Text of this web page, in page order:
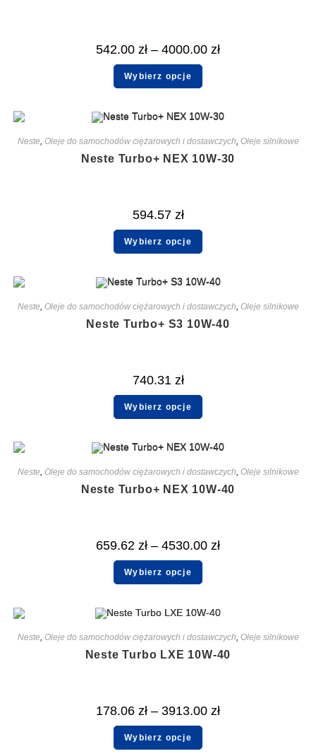
542.00 zł – 4000.00 zł
Wybierz opcje
Neste Oleje do samochodów ciężarowych i dostawczych Oleje silnikowe
Neste Turbo+ NEX 10W-30
594.57 zł
Wybierz opcje
Neste Oleje do samochodów ciężarowych i dostawczych Oleje silnikowe
Neste Turbo+ S3 10W-40
740.31 zł
Wybierz opcje
Neste Oleje do samochodów ciężarowych i dostawczych Oleje silnikowe
Neste Turbo+ NEX 10W-40
659.62 zł – 4530.00 zł
Wybierz opcje
Neste Oleje do samochodów ciężarowych i dostawczych Oleje silnikowe
Neste Turbo LXE 10W-40
178.06 zł – 3913.00 zł
Wybierz opcje